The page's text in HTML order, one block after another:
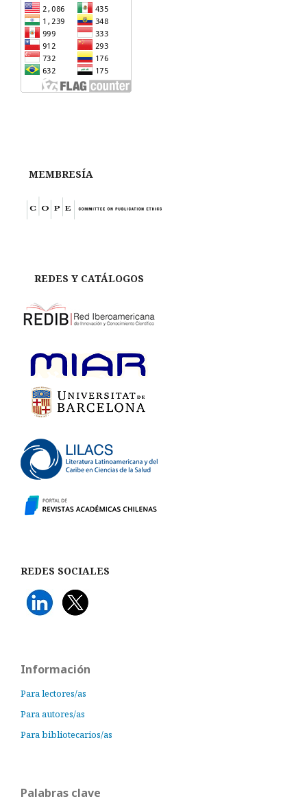
MEMBRESÍA
REDES Y CATÁLOGOS
REDES SOCIALES
Información
Para lectores/as
Para autores/as
Para bibliotecarios/as
Palabras clave